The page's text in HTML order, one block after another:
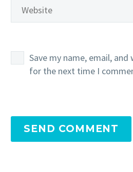
Save my name, email,
for the next time I
SEND COMMENT